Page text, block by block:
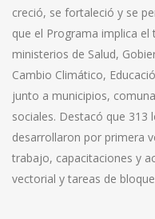
creció, se fortaleció y se
que el Programa implica
ministerios de Salud,
Cambio Climático,
junto a municipios,
sociales. Destacó que 313
desarrollaron por primera
trabajo, capacitaciones y
vectorial y tareas de